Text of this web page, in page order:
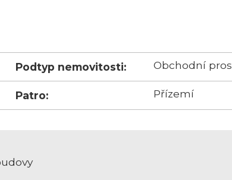
Podtyp nemovitosti: Obchodní
Patro: Přízemí